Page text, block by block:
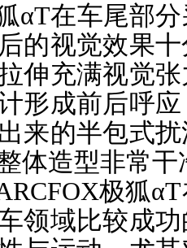
αT在车尾部
的视觉效果
伸充满视觉
形成前后呼
来的半包式
体造型非常
极狐
领域比较成